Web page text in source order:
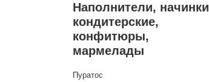
Наполнители, начинки
кондитерские,
конфитюры,
мармелады
Пуратос